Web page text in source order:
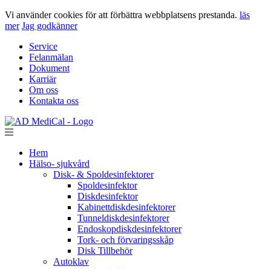
Vi använder cookies för att förbättra webbplatsens prestanda. läs
mer Jag godkänner
Service
Felanmälan
Dokument
Karriär
Om oss
Kontakta oss
Hem
Hälso- sjukvård
Disk- & Spoldesinfektorer
Spoldesinfektor
Diskdesinfektor
Kabinettdiskdesinfektorer
Tunneldiskdesinfektorer
Endoskopdiskdesinfektorer
Tork- och förvaringsskåp
Disk Tillbehör
Autoklav